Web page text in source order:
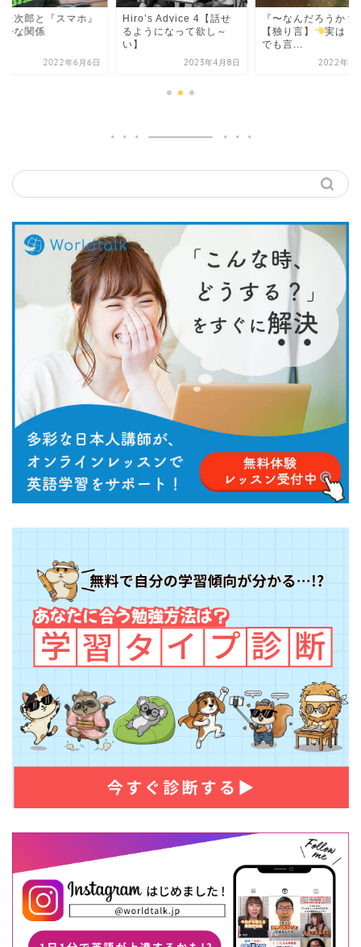
金次郎と『スマホ』
外な関係
2022年6月6日
Hiro’s Advice 4【話せ
るようになって欲し～
い】
2023年4月8日
『〜なんだろうか？
【独り言】
実は【
でも言...
2022年6